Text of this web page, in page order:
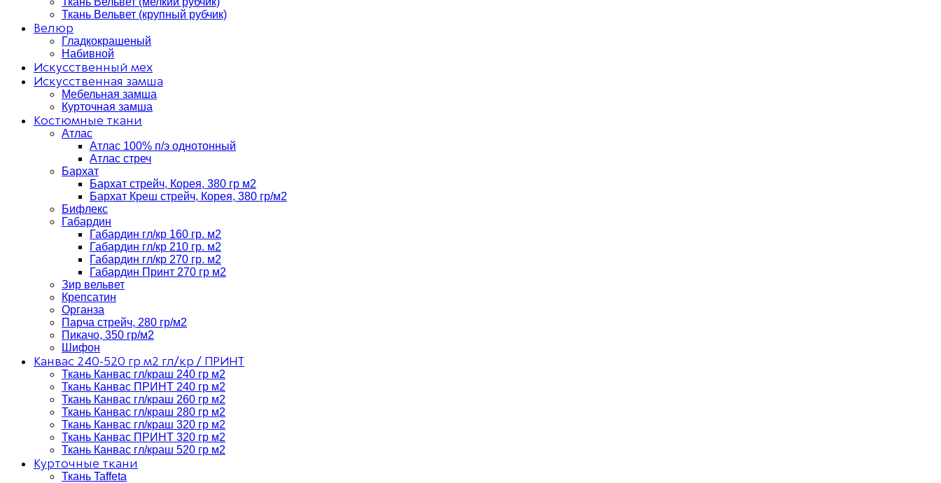
Ткань Вельвет (крупный рубчик)
Велюр
Гладкокрашеный
Набивной
Искусственный мех
Искусственная замша
Мебельная замша
Курточная замша
Костюмные ткани
Атлас
Атлас 100% п/э однотонный
Атлас стреч
Бархат
Бархат стрейч, Корея, 380 гр м2
Бархат Креш стрейч, Корея, 380 гр/м2
Бифлекс
Габардин
Габардин гл/кр 160 гр. м2
Габардин гл/кр 210 гр. м2
Габардин гл/кр 270 гр. м2
Габардин Принт 270 гр м2
Зир вельвет
Крепсатин
Органза
Парча стрейч, 280 гр/м2
Пикачо, 350 гр/м2
Шифон
Канвас 240-520 гр м2 гл/кр / ПРИНТ
Ткань Канвас гл/краш 240 гр м2
Ткань Канвас ПРИНТ 240 гр м2
Ткань Канвас гл/краш 260 гр м2
Ткань Канвас гл/краш 280 гр м2
Ткань Канвас гл/краш 320 гр м2
Ткань Канвас ПРИНТ 320 гр м2
Ткань Канвас гл/краш 520 гр м2
Курточные ткани
Ткань Taffeta